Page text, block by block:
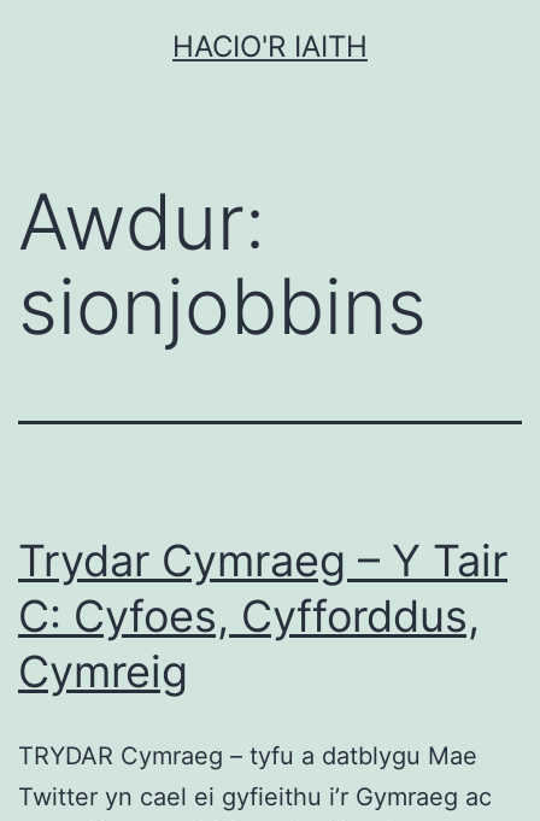
HACIO'R IAITH
Awdur:
sionjobbins
Trydar Cymraeg – Y Tair
C: Cyfoes, Cyfforddus,
Cymreig
TRYDAR Cymraeg – tyfu a datblygu Mae
Twitter yn cael ei gyfieithu i’r Gymraeg ac